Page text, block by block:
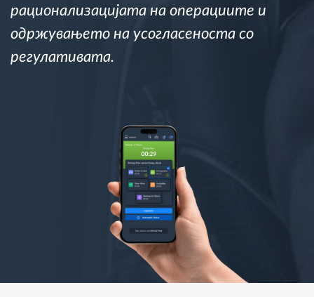
Како ја решаваме
Калкулатор за заштеди
рационализацијата на операциите и
одржувањето на усогласеноста со
регулативата.